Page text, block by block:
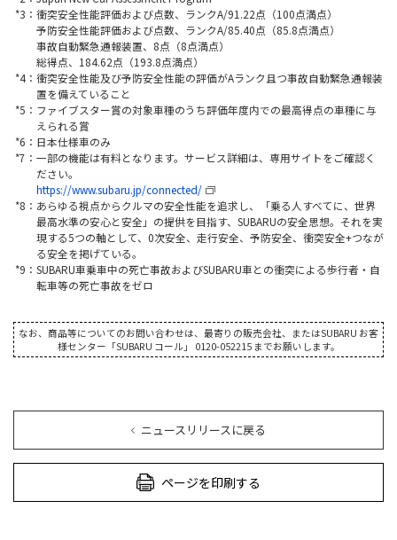
*3：衝突安全性能評価および点数、ランクA/91.22点（100点満点）
予防安全性能評価および点数、ランクA/85.40点（85.8点満点）
事故自動緊急通報装置、8点（8点満点）
総得点、184.62点（193.8点満点）
*4：衝突安全性能及び予防安全性能の評価がAランク且つ事故自動緊急通報装
置を備えていること
*5：ファイブスター賞の対象車種のうち評価年度内での最高得点の車種に与
えられる賞
*6：日本仕様車のみ
*7：一部の機能は有料となります。サービス詳細は、専用サイトをご確認く
ださい。
https://www.subaru.jp/connected/
*8：あらゆる視点からクルマの安全性能を追求し、「乗る人すべてに、世界
最高水準の安心と安全」の提供を目指す、SUBARUの安全思想。それを実
現する5つの軸として、0次安全、走行安全、予防安全、衝突安全+つなが
る安全を掲げている。
*9：SUBARU車乗車中の死亡事故およびSUBARU車との衝突による歩行者・自
転車等の死亡事故をゼロ
なお、商品等についてのお問い合わせは、最寄りの販売会社、またはSUBARU お客
様センター「SUBARU コール」 0120-052215 までお願いします。
ニュースリリースに戻る
ページを印刷する